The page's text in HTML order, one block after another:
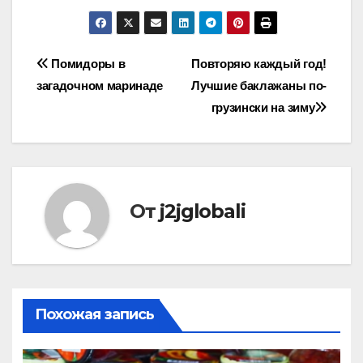
Навигация
по
записям
Повторяю каждый год!
Лучшие баклажаны по-
грузински на зиму
Помидоры в
загадочном маринаде
От j2jglobali
Похожая запись